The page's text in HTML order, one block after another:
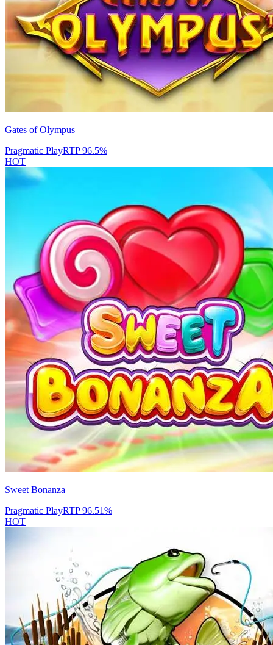
Gates of Olympus
Pragmatic PlayRTP96.5%
HOT
Sweet Bonanza
Pragmatic PlayRTP96.51%
HOT